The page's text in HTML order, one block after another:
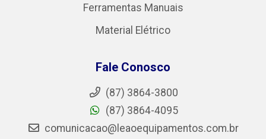
Ferramentas Manuais
Material Elétrico
Fale Conosco
(87) 3864-3800
(87) 3864-4095
comunicacao@leaoequipamentos.com.br